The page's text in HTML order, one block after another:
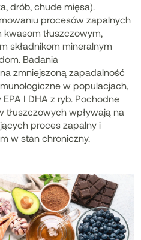
drób, chude mięsa).
procesów zapalnych
kwasom tłuszczowym,
składnikom mineralnym
Badania
zmniejszoną zapadalność
w populacjach,
I DHA z ryb. Pochodne
tłuszczowych wpływają na
proces zapalny i
w stan chroniczny.